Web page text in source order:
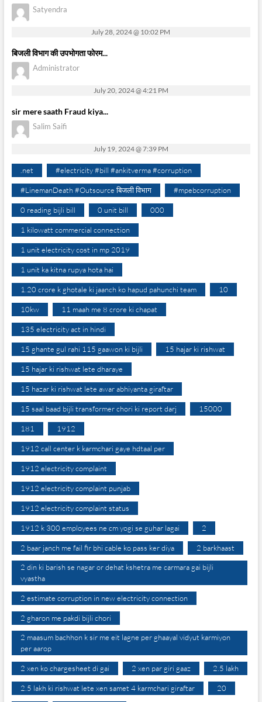
Satyendra
July 28, 2024 @ 10:02 PM
बिजली विभाग की उपभोगता फोरम...
Administrator
July 20, 2024 @ 4:21 PM
sir mere saath Fraud kiya...
Salim Saifi
July 19, 2024 @ 7:39 PM
.net #electricity #bill #ankitverma #corruption
#LinemanDeath #Outsource बिजली विभाग #mpebcorruption
0 reading bijli bill 0 unit bill 000
1 kilowatt commercial connection
1 unit electricity cost in mp 2019
1 unit ka kitna rupya hota hai
1.20 crore k ghotale ki jaanch ko hapud pahunchi team 10
10kw 11 maah me 8 crore ki chapat
135 electricity act in hindi
15 ghante gul rahi 115 gaawon ki bijli 15 hajar ki rishwat
15 hajar ki rishwat lete dharaye
15 hazar ki rishwat lete awar abhiyanta giraftar
15 saal baad bijli transformer chori ki report darj 15000
181 1912
1912 call center k karmchari gaye hdtaal per
1912 electricity complaint
1912 electricity complaint punjab
1912 electricity complaint status
1912 k 300 employees ne cm yogi se guhar lagai 2
2 baar janch me fail fir bhi cable ko pass ker diya 2 barkhaast
2 din ki barish se nagar or dehat kshetra me carmara gai bijli
vyastha
2 estimate corruption in new electricity connection
2 gharon me pakdi bijli chori
2 maasum bachhon k sir me eit lagne per ghaayal vidyut karmiyon
per aarop
2 xen ko chargesheet di gai 2 xen par giri gaaz 2.5 lakh
2.5 lakh ki rishwat lete xen samet 4 karmchari giraftar 20